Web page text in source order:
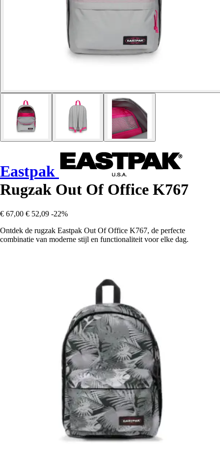
Eastpak
Rugzak Out Of Office K767
€ 67,00 € 52,09 -22%
Ontdek de rugzak Eastpak Out Of Office K767, de perfecte
combinatie van moderne stijl en functionaliteit voor elke dag.